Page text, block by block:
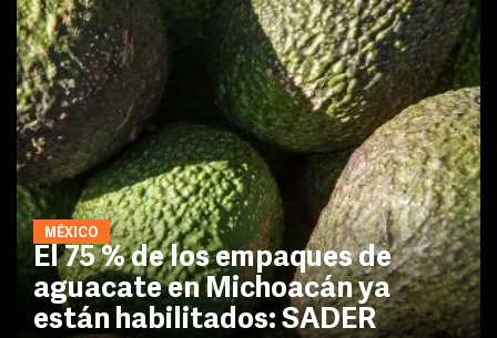
MÉXICO
El 75 % de los empaques de
aguacate en Michoacán ya
están habilitados: SADER